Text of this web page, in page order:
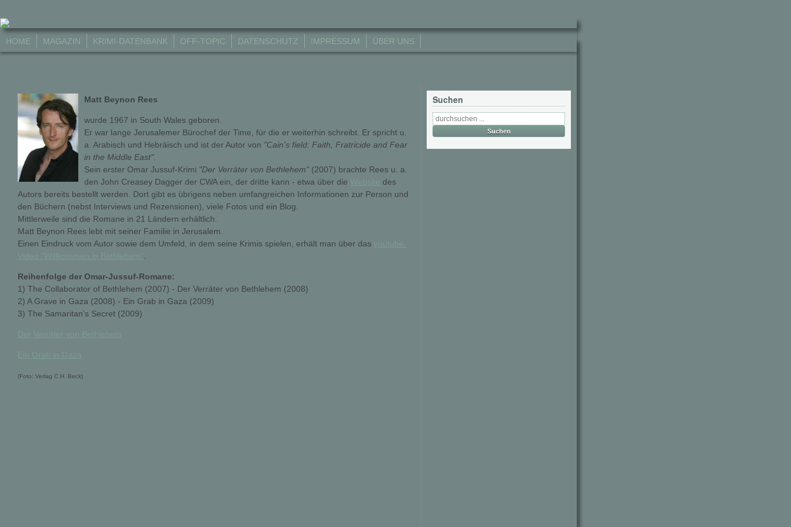
HOME MAGAZIN KRIMI-DATENBANK OFF-TOPIC DATENSCHUTZ IMPRESSUM ÜBER UNS
Matt Beynon Rees
wurde 1967 in South Wales geboren.
Er war lange Jerusalemer Bürochef der Time, für die er weiterhin schreibt. Er spricht u.
a. Arabisch und Hebräisch und ist der Autor von "Cain's field: Faith, Fratricide and Fear
in the Middle East".
Sein erster Omar Jussuf-Krimi "Der Verräter von Bethlehem"(2007) brachte Rees u. a.
den John Creasey Dagger der CWA ein, der dritte kann - etwa über die
des
Autors bereits bestellt werden. Dort gibt es übrigens neben umfangreichen Informationen zur Person und
den Büchern (nebst Interviews und Rezensionen), viele Fotos und ein Blog.
Mittlerweile sind die Romane in 21 Ländern erhältlich.
Matt Beynon Rees lebt mit seiner Familie in Jerusalem.
Einen Eindruck vom Autor sowie dem Umfeld, in dem seine Krimis spielen, erhält man über das
Reihenfolge der Omar-Jussuf-Romane:
1) The Collaborator of Bethlehem (2007) - Der Verräter von Bethlehem (2008)
2) A Grave in Gaza (2008) - Ein Grab in Gaza (2009)
3) The Samaritan's Secret (2009)
(Foto: Verlag C.H. Beck)
Suchen